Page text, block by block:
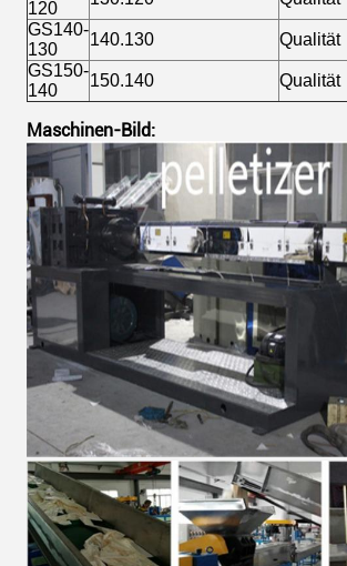
120
GS140-
130
140.130 Qualität
GS150-
140
150.140 Qualität
Maschinen-Bild: